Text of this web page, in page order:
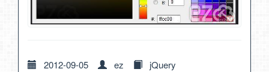
2012-09-05 ez
jQuery